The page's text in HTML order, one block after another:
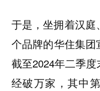
于是，坐拥着汉
个品牌的华住集团
截至2024年二季
经破万家，其中